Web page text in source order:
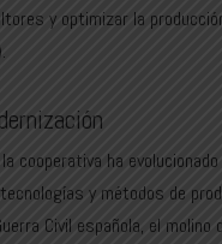
y optimizar la
cooperativa ha
y métodos de
Civil española, el molino